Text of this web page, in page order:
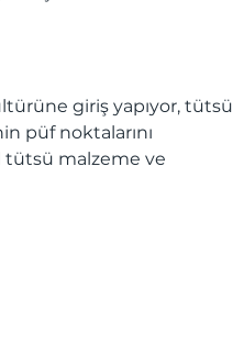
giriş yapıyor, tütsü
püf noktalarını
tütsü malzeme ve